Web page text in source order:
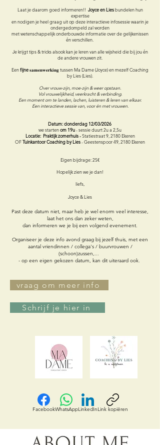
Laat je daarom goed informeren!! Joyce en Liesbundelen hun
expertise
en nodigen je heel graag uit op deze interactieve infosessie waarin je
ondergedompeld zal worden
met wetenschappelijk onderbouwde informatie over de gelijkenissen
én verschillen.
Je krijgt tips & tricks alsook kan je leren van alle wijsheid die bij jou én
de andere vrouwen zit.
Eenfijne𝐬𝐚𝐦𝐞𝐧𝐰𝐞𝐫𝐤𝐢𝐧𝐠 tussen Ma Dame (Joyce) enmezelf Coaching
by Lies (Lies).
Over vrouw-zijn, moe-zijn & weer opstaan.
Vol vrouwelijkheid, veerkracht & verbinding.
Een moment om te landen, lachen, luisteren & leren van elkaar.
Een interactieve sessie van, voor én met vrouwen.
Datum: donderdag 12/03/2026
we startenom 19u- sessie duurt 2u a 2,5u
Locatie: Praktijk zomerhuis -Statiestraat 9, 2180 Ekeren
OFTuinkantoor Coaching by Lies- Geestenspoor 49, 2180 Ekeren
Eigen bijdrage: 25€
​Hopelijk zien we je dan!
liefs,
Joyce & Lies
Past deze datum niet, maar heb je wel enorm veel interesse,
laat het ons dan zeker weten,
dan informeren we je bij een volgend evenement.
Organiseer je deze info avond graag bij jezelf thuis, met een
aantal vriendinnen / collega's / buurvrouwen /
(schoon)zussen,...
- op een eigen gekozen datum, kan dit uiteraard ook.
vraag om meer info
Schrijf je hier in
FacebookWhatsAppLinkedInLink kopiëren